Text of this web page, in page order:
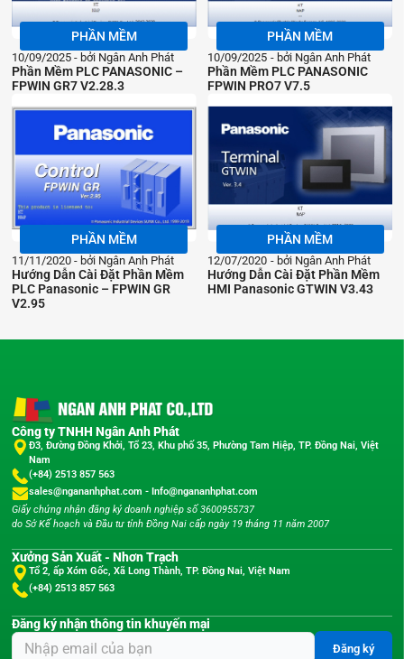
PHẦN MỀM
10/09/2025 bởi Ngân Anh Phát
Phần Mềm PLC PANASONIC –
FPWIN GR7 V2.28.3
PHẦN MỀM
10/09/2025 bởi Ngân Anh Phát
Phần Mềm PLC PANASONIC
FPWIN PRO7 V7.5
PHẦN MỀM
11/11/2020 bởi Ngân Anh Phát
Hướng Dẫn Cài Đặt Phần Mềm
PLC Panasonic – FPWIN GR
V2.95
PHẦN MỀM
12/07/2020 bởi Ngân Anh Phát
Hướng Dẫn Cài Đặt Phần Mềm
HMI Panasonic GTWIN V3.43
Công ty TNHH Ngân Anh Phát
Đ3, Đường Đồng Khởi, Tổ 23, Khu phố 35, Phường Tam Hiệp, TP. Đồng Nai, Việt
Nam
(+84) 2513 857 563
sales@ngananhphat.com - Info@ngananhphat.com
Giấy chứng nhận đăng ký doanh nghiệp số 3600955737
do Sở Kế hoạch và Đầu tư tỉnh Đồng Nai cấp ngày 19 tháng 11 năm 2007
Xưởng Sản Xuất - Nhơn Trạch
Tổ 2, ấp Xóm Gốc, Xã Long Thành, TP. Đồng Nai, Việt Nam
(+84) 2513 857 563
Đăng ký nhận thông tin khuyến mại
Đăng ký